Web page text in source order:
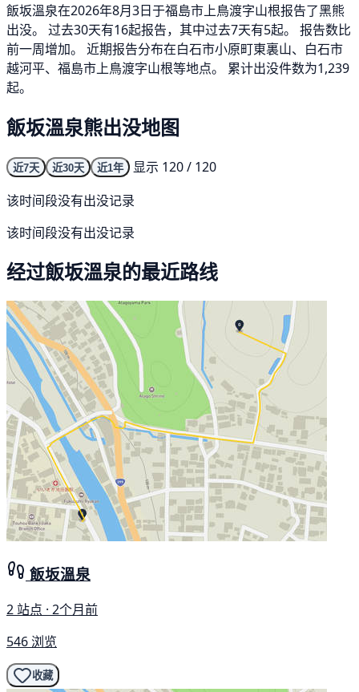
飯坂溫泉在2026年8月3日于福島市上鳥渡字山根报告了黑熊
出没。 过去30天有16起报告，其中过去7天有5起。 报告数比
前一周增加。 近期报告分布在白石市小原町東裏山、白石市
越河平、福島市上鳥渡字山根等地点。 累计出没件数为1,239
起。
飯坂溫泉熊出没地图
近7天 近30天 近1年
显示 120 / 120
该时间段没有出没记录
该时间段没有出没记录
经过飯坂溫泉的最近路线
飯坂溫泉
2 站点 · 2个月前
546 浏览
收藏